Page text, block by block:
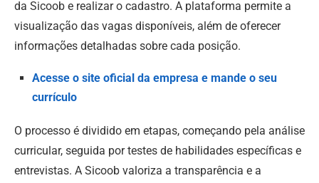
da Sicoob e realizar o cadastro. A plataforma permite a
visualização das vagas disponíveis, além de oferecer
informações detalhadas sobre cada posição.
Acesse o site oficial da empresa e mande o seu
currículo
O processo é dividido em etapas, começando pela análise
curricular, seguida por testes de habilidades específicas e
entrevistas. A Sicoob valoriza a transparência e a